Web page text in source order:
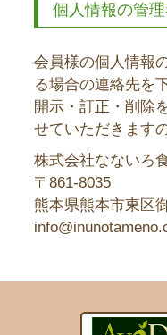
個人情報の管
会員様の個人情報
る場合の連絡先を
開示・訂正・削除
せていただきます
株式会社なないろ
861-8035
熊本県熊本市東区